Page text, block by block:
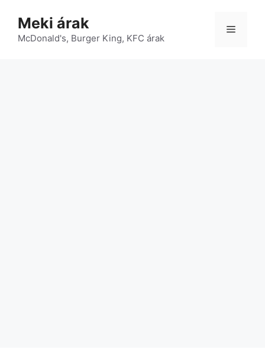
tartalomba
Meki árak
McDonald's, Burger King, KFC árak
Menü